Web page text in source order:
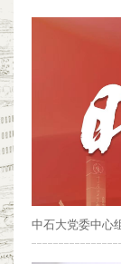
中石大党委中心